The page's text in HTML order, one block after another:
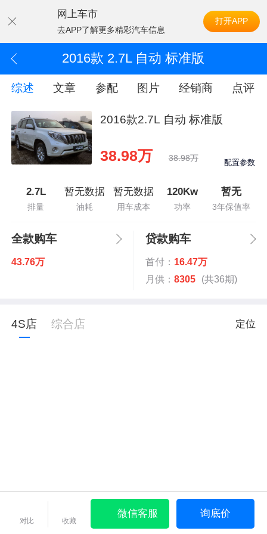
网上车市
去APP了解更多精彩汽车信息
打开APP
2016款 2.7L 自动 标准版
综述 文章 参配 图片 经销商 点评
2016款2.7L 自动 标准版
38.98万 38.98万 配置参数
2.7L
排量
暂无数据
油耗
暂无数据
用车成本
120Kw
功率
暂无
3年保值率
全款购车
43.76万
贷款购车
首付： 16.47万
月供： 8305 (共36期)
4S店 综合店 定位
对比 收藏
微信客服 询底价